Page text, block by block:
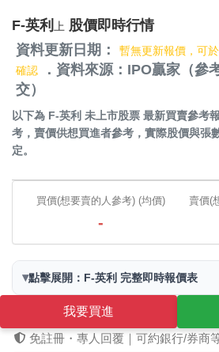
F-英利 上 股價即時行情
資料更新日期：
暫無更新報價，可
確認
．資料來源：IPO贏家（參
交）
以下為 F-英利 未上市股票 最新買賣參考
考，賣價供想買進者參考，實際股價與張
定。
買價(想要賣的人參考) (均價)
-
賣價(
▾點擊展開：F-英利 完整即時報價表
我要買進
免註冊・專人回覆｜可約銀行/券商